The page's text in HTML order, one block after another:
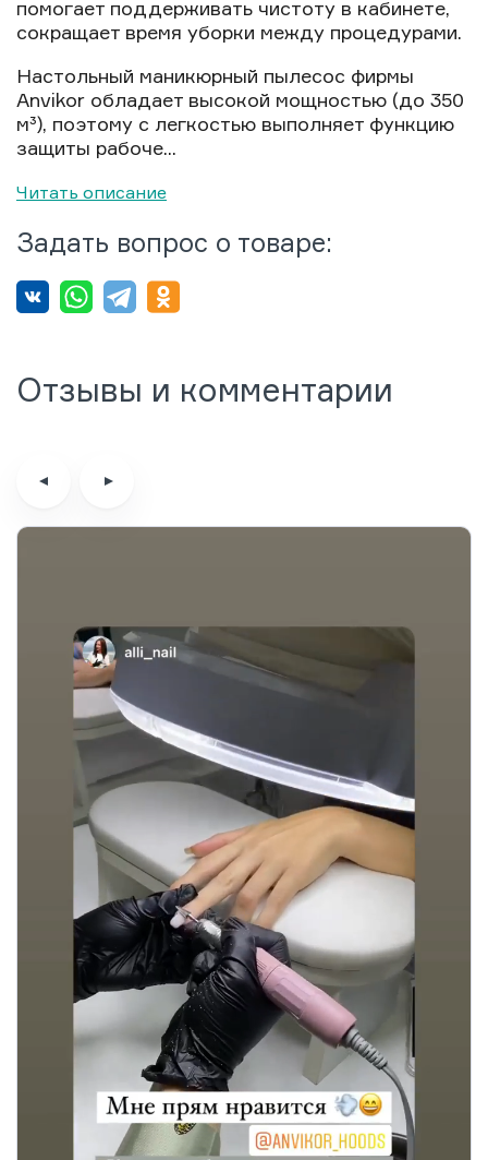
помогает поддерживать чистоту в кабинете,
сокращает время уборки между процедурами.
Настольный маникюрный пылесос фирмы
Anvikor обладает высокой мощностью (до 350
м³), поэтому с легкостью выполняет функцию
защиты рабоче...
Читать описание
Задать вопрос о товаре:
Отзывы и комментарии